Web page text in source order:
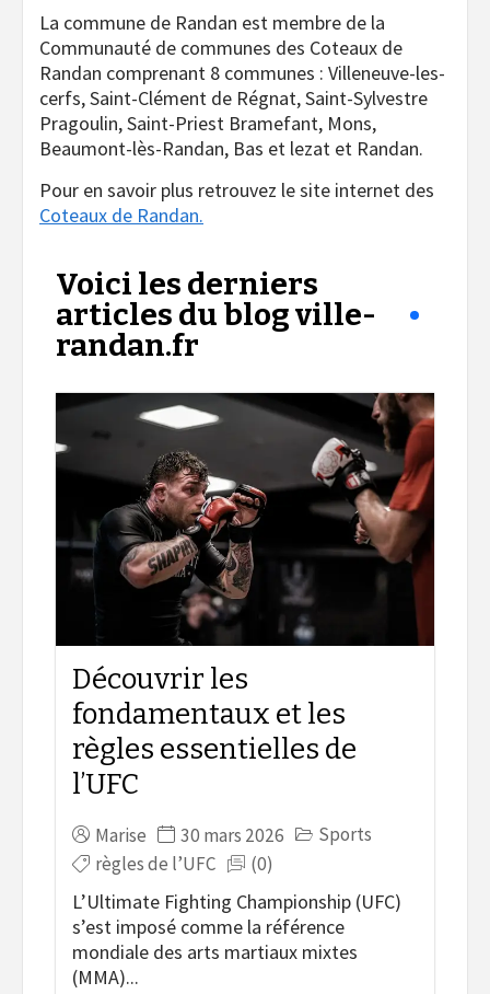
La commune de Randan est membre de la
Communauté de communes des Coteaux de
Randan comprenant 8 communes : Villeneuve-les-
cerfs, Saint-Clément de Régnat, Saint-Sylvestre
Pragoulin, Saint-Priest Bramefant, Mons,
Beaumont-lès-Randan, Bas et lezat et Randan.
Pour en savoir plus retrouvez le site internet des
Coteaux de Randan.
Voici les derniers
articles du blog ville-
randan.fr
Découvrir les
fondamentaux et les
règles essentielles de
l’UFC
Marise 30 mars 2026
Sports
règles de l’UFC
(0)
L’Ultimate Fighting Championship (UFC)
s’est imposé comme la référence
mondiale des arts martiaux mixtes
(MMA)...